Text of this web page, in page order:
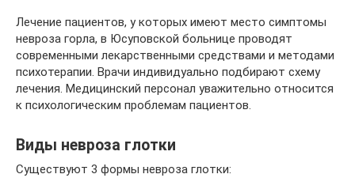
Лечение пациентов, у которых имеют место симптомы
невроза горла, в Юсуповской больнице проводят
современными лекарственными средствами и методами
психотерапии. Врачи индивидуально подбирают схему
лечения. Медицинский персонал уважительно относится
к психологическим проблемам пациентов.
Виды невроза глотки
Существуют 3 формы невроза глотки: